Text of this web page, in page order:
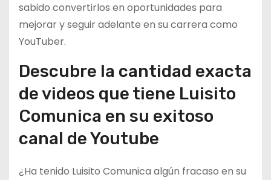
sabido convertirlos en oportunidades para
mejorar y seguir adelante en su carrera como
YouTuber.
Descubre la cantidad exacta
de videos que tiene Luisito
Comunica en su exitoso
canal de Youtube
¿Ha tenido Luisito Comunica algún fracaso en su